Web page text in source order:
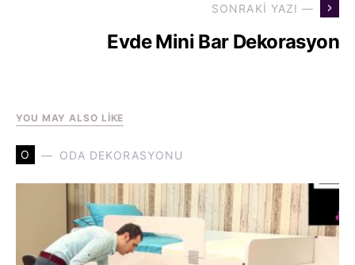
SONRAKI YAZI —
Evde Mini Bar Dekorasyon
YOU MAY ALSO LIKE
O ODA DEKORASYONU